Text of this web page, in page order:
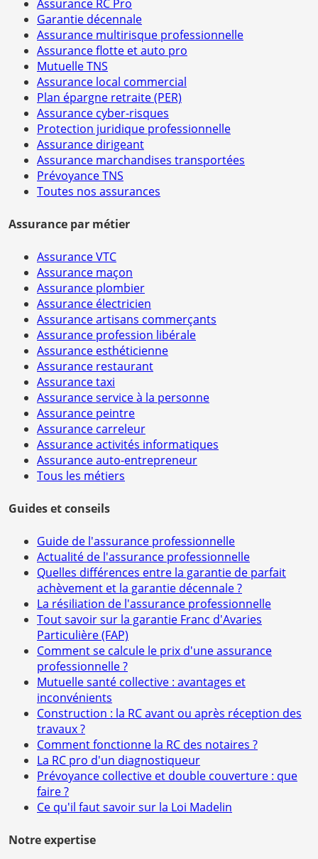
Assurance RC Pro
Garantie décennale
Assurance multirisque professionnelle
Assurance flotte et auto pro
Mutuelle TNS
Assurance local commercial
Plan épargne retraite (PER)
Assurance cyber-risques
Protection juridique professionnelle
Assurance dirigeant
Assurance marchandises transportées
Prévoyance TNS
Toutes nos assurances
Assurance par métier
Assurance VTC
Assurance maçon
Assurance plombier
Assurance électricien
Assurance artisans commerçants
Assurance profession libérale
Assurance esthéticienne
Assurance restaurant
Assurance taxi
Assurance service à la personne
Assurance peintre
Assurance carreleur
Assurance activités informatiques
Assurance auto-entrepreneur
Tous les métiers
Guides et conseils
Guide de l'assurance professionnelle
Actualité de l'assurance professionnelle
Quelles différences entre la garantie de parfait
achèvement et la garantie décennale ?
La résiliation de l'assurance professionnelle
Tout savoir sur la garantie Franc d'Avaries
Particulière (FAP)
Comment se calcule le prix d'une assurance
professionnelle ?
Mutuelle santé collective : avantages et
inconvénients
Construction : la RC avant ou après réception des
travaux ?
Comment fonctionne la RC des notaires ?
La RC pro d'un diagnostiqueur
Prévoyance collective et double couverture : que
faire ?
Ce qu'il faut savoir sur la Loi Madelin
Notre expertise